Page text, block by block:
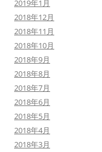
2019年1月
2018年12月
2018年11月
2018年10月
2018年9月
2018年8月
2018年7月
2018年6月
2018年5月
2018年4月
2018年3月